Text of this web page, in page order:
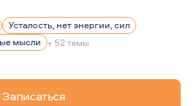
не только на знаниях, но и на
что происходит
дает нам возможность
которую
Усталость, нет энергии, сил
мысли + 52 темы
Записаться